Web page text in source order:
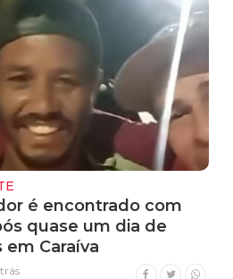
é encontrado com
quase um dia de
em Caraíva